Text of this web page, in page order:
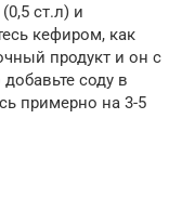
ст.л) и
кефиром, как
продукт и он с
соду в
примерно на 3-5